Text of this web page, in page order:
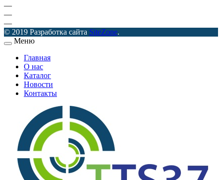
—
—
—
© 2019 Разработка сайта SiteZone.
Меню
Главная
О нас
Каталог
Новости
Контакты